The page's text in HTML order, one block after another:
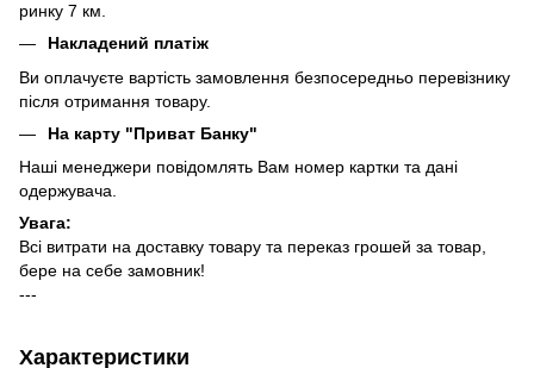
ринку 7 км.
Накладений платіж
Ви оплачуєте вартість замовлення безпосередньо перевізнику
після отримання товару.
На карту "Приват Банку"
Наші менеджери повідомлять Вам номер картки та дані
одержувача.
Увага:
Всі витрати на доставку товару та переказ грошей за товар,
бере на себе замовник!
---
Характеристики